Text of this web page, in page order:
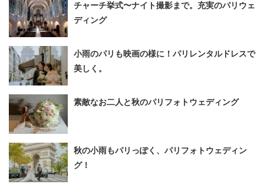
チャーチ挙式〜ナイト撮影まで。充実のパリウェ
ディング
小雨のパリも映画の様に！パリレンタルドレスで
美しく。
素敵なお二人と秋のパリフォトウェディング
秋の小雨もパリっぽく、パリフォトウェディン
グ！